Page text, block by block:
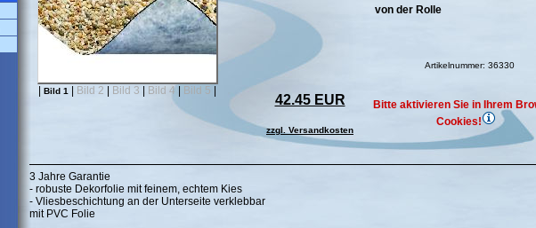
Bild 1 Bild 2 Bild 3 Bild 4 Bild 5
von der Rolle
Artikelnummer: 36330
42.45 EUR
Bitte aktivieren Sie in Ihrem
Cookies!
zzgl. Versandkosten
3 Jahre Garantie
- robuste Dekorfolie mit feinem, echtem Kies
- Vliesbeschichtung an der Unterseite verklebbar
mit PVC Folie